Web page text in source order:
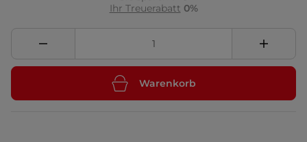
Ihr Treuerabatt 0%
Warenkorb